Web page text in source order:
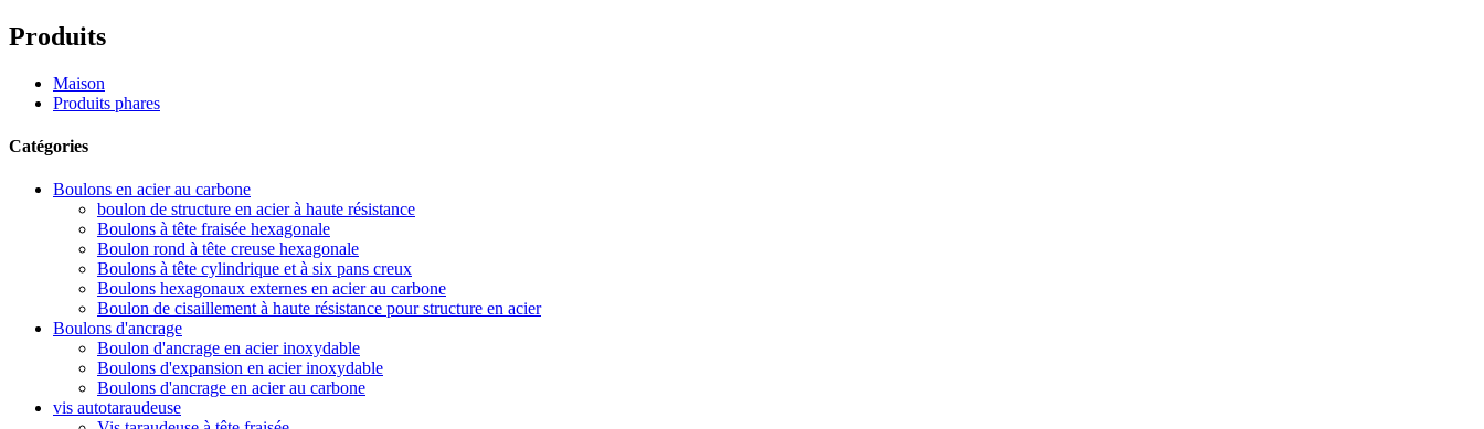
Produits
Maison
Produits phares
Catégories
Boulons en acier au carbone
boulon de structure en acier à haute résistance
Boulons à tête fraisée hexagonale
Boulon rond à tête creuse hexagonale
Boulons à tête cylindrique et à six pans creux
Boulons hexagonaux externes en acier au carbone
Boulon de cisaillement à haute résistance pour structure en acier
Boulons d'ancrage
Boulon d'ancrage en acier inoxydable
Boulons d'expansion en acier inoxydable
Boulons d'ancrage en acier au carbone
vis autotaraudeuse